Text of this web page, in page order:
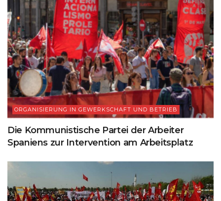
ORGANISIERUNG IN GEWERKSCHAFT UND BETRIEB
Die Kommunistische Partei der Arbeiter
Spaniens zur Intervention am Arbeitsplatz